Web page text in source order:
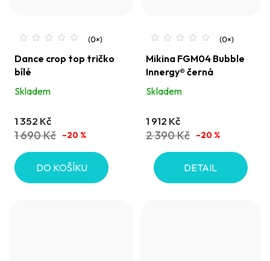
Dance crop top tričko
bílé
Skladem
1 352 Kč
1 690 Kč –20 %
DO KOŠÍKU
Mikina FGM04 Bubble
Innergy® černá
Skladem
1 912 Kč
2 390 Kč –20 %
DETAIL